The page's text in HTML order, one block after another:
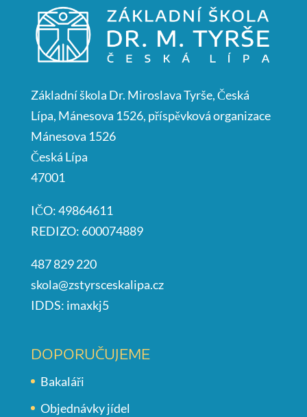
Základní škola Dr. Miroslava Tyrše, Česká
Lípa, Mánesova 1526, příspěvková organizace
Mánesova 1526
Česká Lípa
47001
IČO: 49864611
REDIZO: 600074889
487 829 220
skola@zstyrsceskalipa.cz
IDDS: imaxkj5
DOPORUČUJEME
Bakaláři
Objednávky jídel